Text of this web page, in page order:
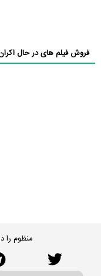
فروش فیلم های در حال
منظوم را